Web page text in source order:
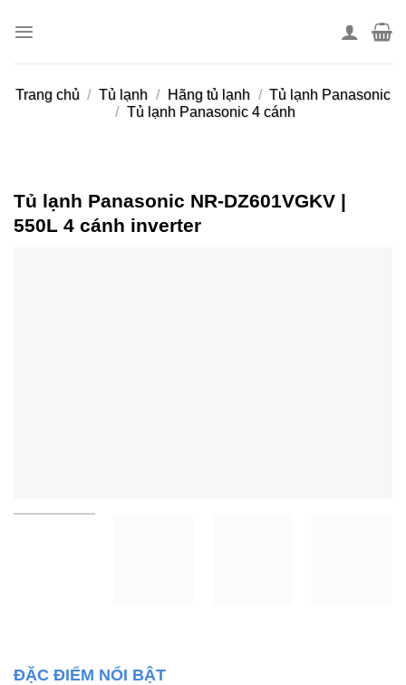
Trang chủ / Tủ lạnh / Hãng tủ lạnh / Tủ lạnh Panasonic
/ Tủ lạnh Panasonic 4 cánh
Tủ lạnh Panasonic NR-DZ601VGKV |
550L 4 cánh inverter
ĐẶC ĐIỂM NỔI BẬT